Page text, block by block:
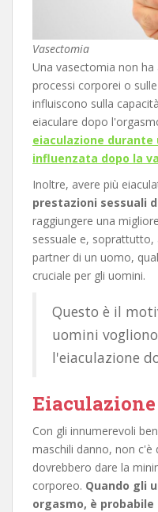
Vasectomia
Una vasectomia non
processi corporei o
influiscono sulla
eiaculare dopo
eiaculazione durante
influenzata dopo la
Inoltre, avere più
prestazioni sessuali
raggiungere una
sessuale e,
partner di un uomo,
cruciale per gli uomini.
Questo è il
uomini
l'eiaculazione
Con gli innumerevoli
maschili danno, non c'è
dovrebbero dare la
corporeo. Quando gli
orgasmo, è